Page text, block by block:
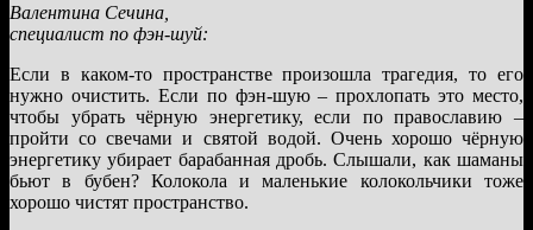
Валентина Сечина,
специалист по фэн-шуй:
Если в каком-то пространстве произошла трагедия, то его
нужно очистить. Если по фэн-шую – прохлопать это место,
чтобы убрать чёрную энергетику, если по православию –
пройти со свечами и святой водой. Очень хорошо чёрную
энергетику убирает барабанная дробь. Слышали, как шаманы
бьют в бубен? Колокола и маленькие колокольчики тоже
хорошо чистят пространство.